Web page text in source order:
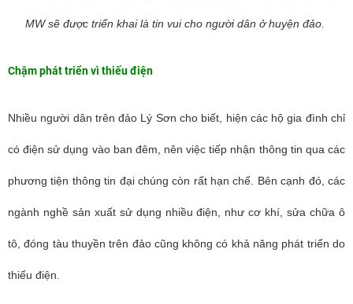
MW sẽ được triển khai là tin vui cho người dân ở huyện đảo.
Chậm phát triển vì thiếu điện
Nhiều người dân trên đảo Lý Sơn cho biết, hiện các hộ gia đình chỉ
có điện sử dụng vào ban đêm, nên việc tiếp nhận thông tin qua các
phương tiện thông tin đại chúng còn rất hạn chế. Bên cạnh đó, các
ngành nghề sản xuất sử dụng nhiều điện, như cơ khí, sửa chữa ô
tô, đóng tàu thuyền trên đảo cũng không có khả năng phát triển do
thiếu điện.